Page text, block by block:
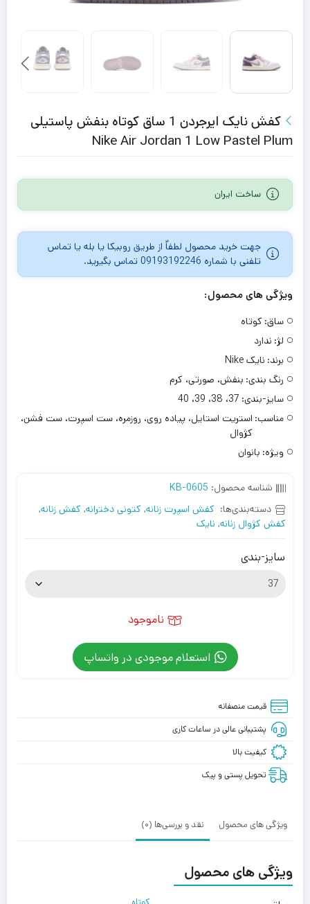
کفش نایک ایرجردن 1 ساق کوتاه بنفش پاستیلی
Nike Air Jordan 1 Low Pastel Plum
ساخت ایران
جهت خرید محصول لطفاٌ از طریق روبیکا یا بله یا تماس
تلفنی با شماره 09193192246 تماس بگیرید.
ویژگی های محصول:
ساق: کوتاه
لژ: ندارد
برند: نایک Nike
رنگ بندی: بنفش، صورتی، کرم
سایز-بندی: 37، 38، 39، 40
مناسب: استریت استایل، پیاده روی، روزمره، ست اسپرت، ست فشن،
کژوال
ویژه: بانوان
شناسه محصول: KB-0605
دسته‌بندی‌ها: کفش اسپرت زنانه, کتونی دخترانه, کفش زنانه,
کفش کژوال زنانه, نایک
سایز-بندی
ناموجود
استعلام موجودی در واتساپ
قیمت منصفانه
پشتیبانی عالی در ساعات کاری
کیفیت بالا
تحویل پستی و پیک
ویژگی های محصول نقد و بررسی‌ها (0)
ویژگی های محصول